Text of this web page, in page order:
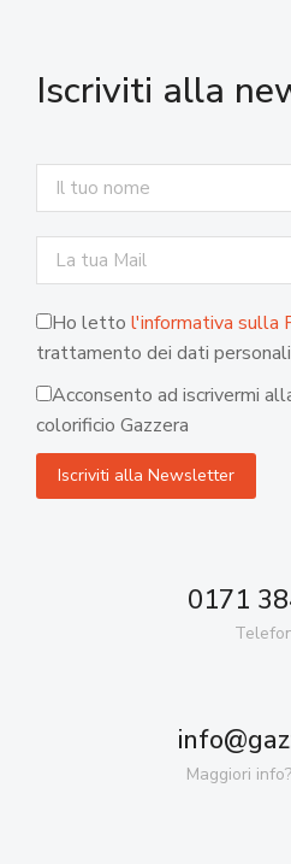
Iscriviti alla
Ho letto l'informativa sulla
trattamento dei dati
Acconsento ad iscrivermi
colorificio Gazzera
0171
Maggiori